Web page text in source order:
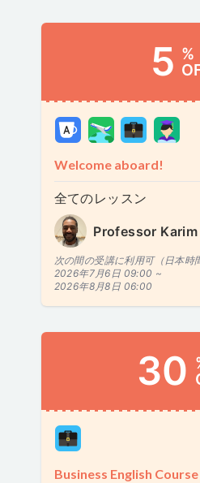
5 %
Welcome aboard!
全てのレッスン
Professor Karim
次の間の受講に利用可（日本時
2026年7月6日 09:00 ~
2026年8月8日 06:00
30
Business English Course